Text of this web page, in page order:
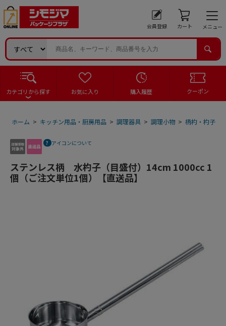
会員登録 カート メニュー
カテゴリから探す お気に入り 購入履歴 クーポン
ホーム > キッチン用品・厨房用品 > 調理器具 > 調理小物 > 柄杓・杓子
アイコンについて
ステンレス柄 水杓子（目盛付）14cm 1000cc 1
個（ご注文単位1個）【直送品】